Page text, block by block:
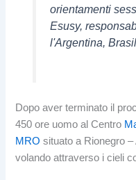
orientamenti
Esusy,
l'Argentina,
Dopo aver terminato il
450 ore uomo al Centro
MRO situato a Rionegro
volando attraverso i cieli